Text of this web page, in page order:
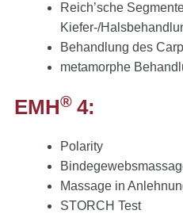
Reich’sche
Kiefer-/
Behandlung des
metamorphe
EMH® 4:
Polarity
Massage in
STORCH Test